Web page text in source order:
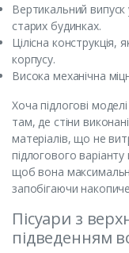
Вертикальний
старих будинках.
Цілісна конструкція,
корпусу.
Висока механічна
Хоча підлогові
там, де стіни
матеріалів, що не
підлогового
щоб вона
запобігаючи
Пісуари з
підведенням